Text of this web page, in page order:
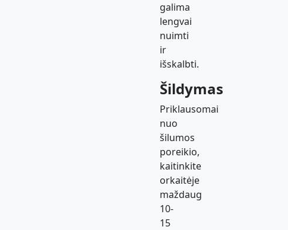
galima
lengvai
nuimti
ir
išskalbti.
Šildymas
Priklausomai
nuo
šilumos
poreikio,
kaitinkite
orkaitėje
maždaug
10-
15